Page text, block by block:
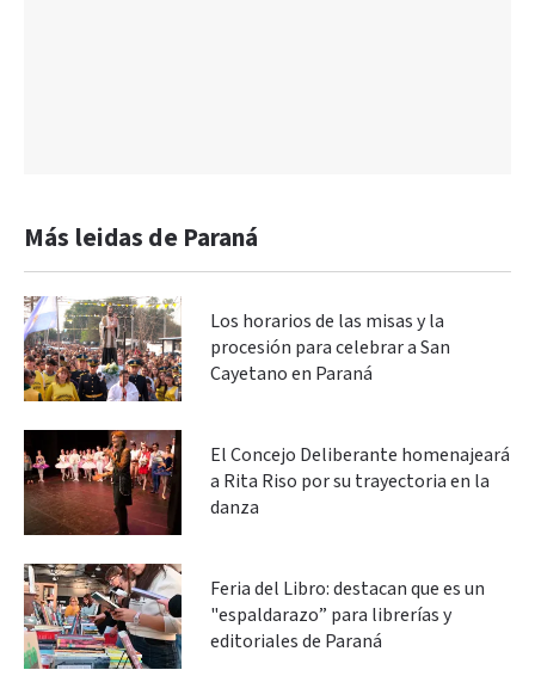
Más leidas de Paraná
Los horarios de las misas y la
procesión para celebrar a San
Cayetano en Paraná
El Concejo Deliberante homenajeará
a Rita Riso por su trayectoria en la
danza
Feria del Libro: destacan que es un
"espaldarazo” para librerías y
editoriales de Paraná